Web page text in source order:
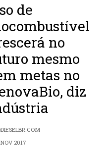
de
no
mesmo
metas no
diz
2017